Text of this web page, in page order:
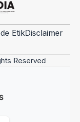
EtikDisclaimer
Reserved